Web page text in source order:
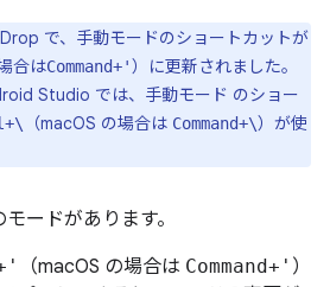
で、手動モードのショートカットが
合はCommand+'）に更新されました。
Studio では、手動モード のショー
（macOS の場合は Command+\）が使
ードがあります。
（macOS の場合は Command+' ）